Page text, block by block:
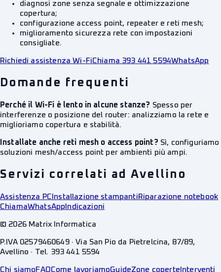
diagnosi zone senza segnale e ottimizzazione
copertura;
configurazione access point, repeater e reti mesh;
miglioramento sicurezza rete con impostazioni
consigliate.
Richiedi assistenza Wi-FiChiama 393 441 5594WhatsApp
Domande frequenti
Perché il Wi-Fi è lento in alcune stanze? Spesso per
interferenze o posizione del router: analizziamo la rete e
miglioriamo copertura e stabilità.
Installate anche reti mesh o access point? Sì, configuriamo
soluzioni mesh/access point per ambienti più ampi.
Servizi correlati ad Avellino
Assistenza PCInstallazione stampantiRiparazione notebook
ChiamaWhatsAppIndicazioni
© 2026Matrix Informatica
P.IVA 02579460649 · Via San Pio da Pietrelcina, 87/89,
Avellino · Tel. 393 441 5594
Chi siamoFAQCome lavoriamoGuideZone coperteInterventi